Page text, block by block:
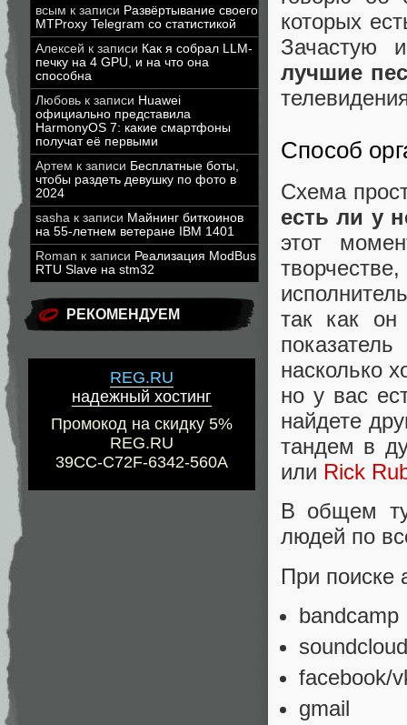
всым к записи Развёртывание своего
MTProxy Telegram со статистикой
Алексей к записи Как я собрал LLM-
печку на 4 GPU, и на что она
способна
Любовь к записи Huawei
официально представила
HarmonyOS 7: какие смартфоны
получат её первыми
Артем к записи Бесплатные боты,
чтобы раздеть девушку по фото в
2024
sasha к записи Майнинг биткоинов
на 55-летнем ветеране IBM 1401
Roman к записи Реализация ModBus
RTU Slave на stm32
РЕКОМЕНДУЕМ
REG.RU
надежный хостинг
Промокод на скидку 5%
REG.RU
39CC-C72F-6342-560A
которых
Зачастую
лучшие
Способ
Схема
есть ли у
этот
так как он
насколько
но у вас
найдете
тандем в
или Rick
В общем
людей по
При поиске
bandcamp
soundcloud
facebook/
gmail